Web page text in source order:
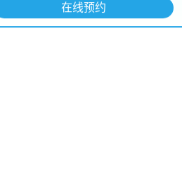
在线预约